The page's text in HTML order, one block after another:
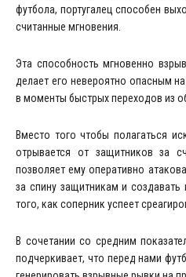
футбола, португалец способен
считанные мгновения.
Эта способность мгновенно
делает его невероятно опасным
в моменты быстрых переходов из
Вместо того чтобы полагаться
отрывается от защитников за
позволяет ему оперативно
за спину защитникам и
того, как соперник успеет
В сочетании со средним
подчеркивает, что перед нами